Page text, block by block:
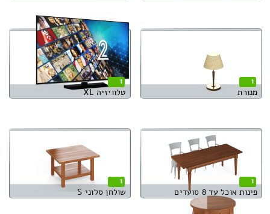
1
מנורת
1
טלוויזיה XL
1
פינות אוכל עד 8 סועדים
1
שולחן סלוני S